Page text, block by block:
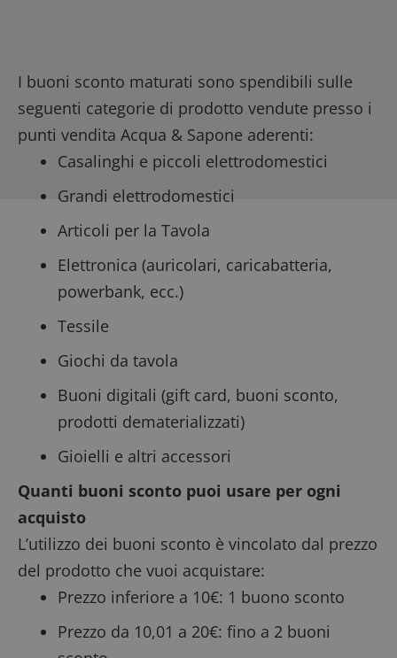
I buoni sconto maturati sono spendibili sulle
seguenti categorie di prodotto vendute presso i
punti vendita Acqua & Sapone aderenti:
Casalinghi e piccoli elettrodomestici
Grandi elettrodomestici
Articoli per la Tavola
Elettronica (auricolari, caricabatteria,
powerbank, ecc.)
Tessile
Giochi da tavola
Buoni digitali (gift card, buoni sconto,
prodotti dematerializzati)
Gioielli e altri accessori
Quanti buoni sconto puoi usare per ogni
acquisto
L’utilizzo dei buoni sconto è vincolato dal prezzo
del prodotto che vuoi acquistare:
Prezzo inferiore a 10€: 1 buono sconto
Prezzo da 10,01 a 20€: fino a 2 buoni